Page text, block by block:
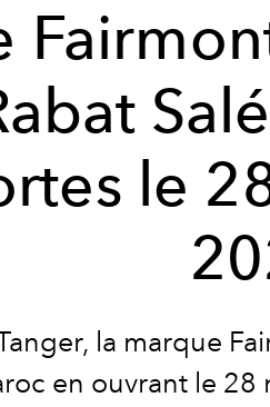
le
la marque
en ouvrant le